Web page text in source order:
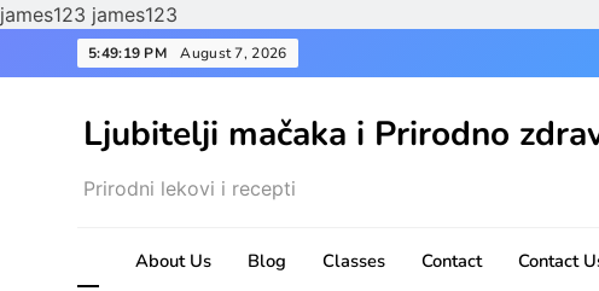
james123 james123
to
5:49:20 PM August 7, 2026
Ljubitelji mačaka i Prirodno
Prirodni lekovi i recepti
About Us Blog Classes Contact Contact